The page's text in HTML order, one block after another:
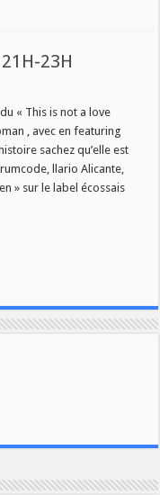
23H
« This is not a love
, avec en featuring
sachez qu’elle est
llario Alicante,
» sur le label écossais